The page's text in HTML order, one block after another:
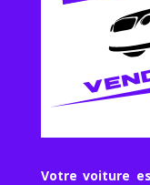
Votre voiture